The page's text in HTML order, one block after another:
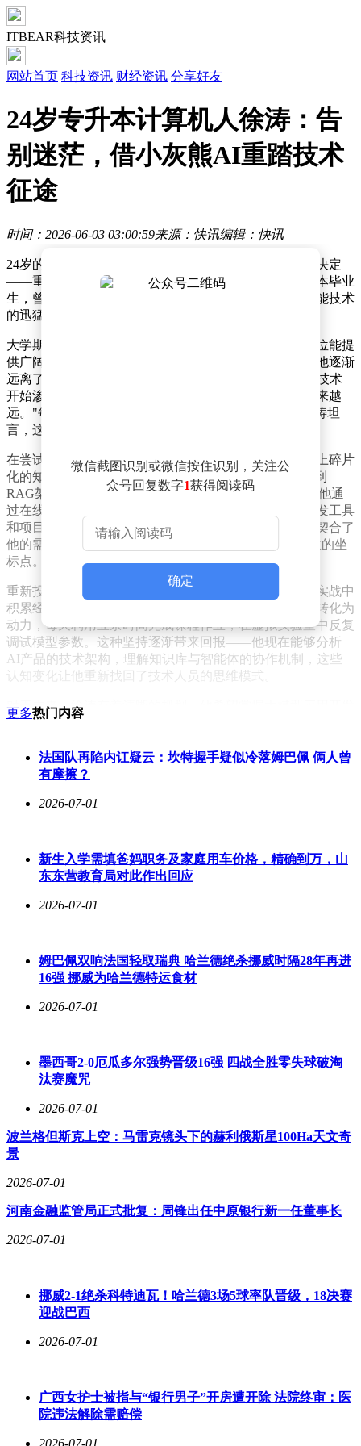
ITBEAR科技资讯
网站首页 科技资讯 财经资讯 分享好友
24岁专升本计算机人徐涛：告
别迷茫，借小灰熊AI重踏技术
征途
时间：2026-06-03 03:00:59来源：快讯编辑：快讯
24岁的徐涛站在职业发展的十字路口，做出了一个重要决定
——重返技术领域。这位计算机科学与技术专业的专升本毕业
生，曾在毕业后进入与编程无关的岗位，但随着人工智能技术
的迅猛发展，他意识到自己需要重新规划人生方向。
大学期间，徐涛曾对互联网行业充满期待，认为技术岗位能提
供广阔的发展空间。然而现实与理想产生偏差，工作后他逐渐
远离了代码编写，技术能力也随之停滞。当大模型和AI技术
开始渗透各行各业时，他发现自己与行业前沿的距离越来越
远。"每天刷到相关新闻时，都会产生一种紧迫感。"徐涛坦
言，这种焦虑促使他开始重新审视职业选择。
在尝试自学过程中，徐涛遇到了典型的学习困境。网络上碎片
化的知识让他难以构建完整的知识体系，从Prompt工程到
RAG架构，每个概念都像孤立的岛屿。这种状况持续到他通
过在线平台接触到系统化课程，讲师将大模型原理、开发工具
和项目实践串联成清晰的学习路径，这种教学方式恰好契合了
他的需求。"我需要的是能指引方向的地图，而不是零散的坐
标点。"他这样形容自己的学习转变。
重新投入技术学习并非易事。当看到同龄人已经在项目实战中
积累经验时，徐涛难免产生压力。但他选择将这种焦虑转化为
动力，每天利用业余时间完成课程作业，在虚拟实验室中反复
调试模型参数。这种坚持逐渐带来回报——他现在能够分析
AI产品的技术架构，理解知识库与智能体的协作机制，这些
认知变化让他重新找回了技术人员的思维模式。
对于未来，徐涛有着清晰的规划。他希望掌握大模型应用开发
的核心技能，在AI相关岗位上获得更多选择权。这位年轻的
消极态度。"现在每多学一个算法，就离目标更近一步。"他展
示着笔记本上密密麻麻的代码注释，眼神中透露出坚定。这种
寻。
微信截图识别或微信按住识别，关注公
众号回复数字1获得阅读码
确定
更多热门内容
法国队再陷内讧疑云：坎特握手疑似冷落姆巴佩 俩人曾
有摩擦？
2026-07-01
新生入学需填爸妈职务及家庭用车价格，精确到万，山
东东营教育局对此作出回应
2026-07-01
姆巴佩双响法国轻取瑞典 哈兰德绝杀挪威时隔28年再进
16强 挪威为哈兰德特运食材
2026-07-01
墨西哥2-0厄瓜多尔强势晋级16强 四战全胜零失球破淘
汰赛魔咒
2026-07-01
波兰格但斯克上空：马雷克镜头下的赫利俄斯星100Ha天文奇
景
2026-07-01
河南金融监管局正式批复：周锋出任中原银行新一任董事长
2026-07-01
挪威2-1绝杀科特迪瓦！哈兰德3场5球率队晋级，18决赛
迎战巴西
2026-07-01
广西女护士被指与“银行男子”开房遭开除 法院终审：医
院违法解除需赔偿
2026-07-01